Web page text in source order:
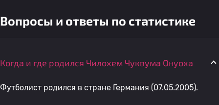
Вопросы и ответы по статистике
Когда и где родился Чилохем Чуквума Онуоха
Футболист родился в стране Германия (07.05.2005).